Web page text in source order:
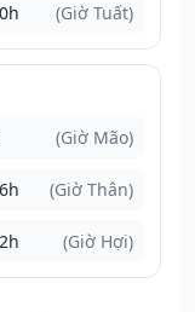
(Giờ Tuất)
(Giờ Mão)
(Giờ Thân)
(Giờ Hợi)